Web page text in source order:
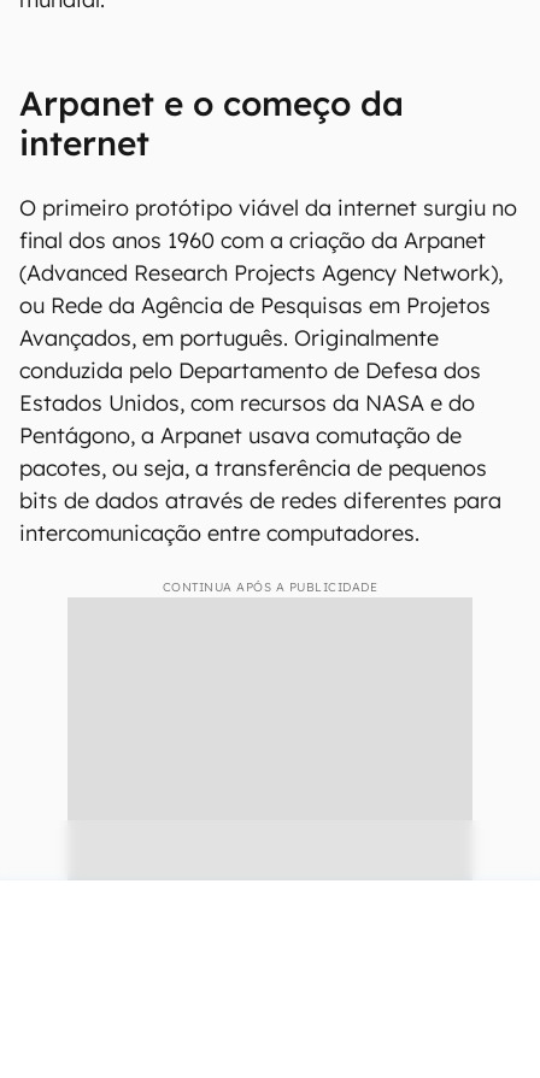
Arpanet e o começo da
internet
O primeiro protótipo viável da internet surgiu no
final dos anos 1960 com a criação da Arpanet
(Advanced Research Projects Agency Network),
ou Rede da Agência de Pesquisas em Projetos
Avançados, em português. Originalmente
conduzida pelo Departamento de Defesa dos
Estados Unidos, com recursos da NASA e do
Pentágono, a Arpanet usava comutação de
pacotes, ou seja, a transferência de pequenos
bits de dados através de redes diferentes para
intercomunicação entre computadores.
CONTINUA APÓS A PUBLICIDADE